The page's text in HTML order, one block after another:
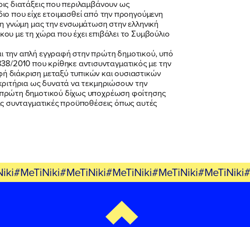
διατάξεις που περιλαμβάνουν ως
που είχε ετοιμασθεί από την προηγούμενη
γνώμη μας την ενσωμάτωση στην ελληνική
με τη χώρα που έχει επιβάλει το Συμβούλιο
την απλή εγγραφή στην πρώτη δημοτικού, υπό
2010 που κρίθηκε αντισυνταγματικός με την
μεταξύ τυπικών και ουσιαστικών
ως δυνατά να τεκμηριώσουν την
δημοτικού δίχως υποχρέωση φοίτησης
συνταγματικές προϋποθέσεις όπως αυτές